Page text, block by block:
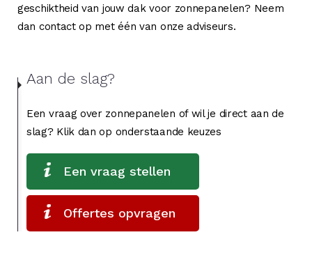
geschiktheid van jouw dak voor zonnepanelen? Neem
dan contact op met één van onze adviseurs.
Aan de slag?
Een vraag over zonnepanelen of wil je direct aan de
slag? Klik dan op onderstaande keuzes
Een vraag stellen
Offertes opvragen